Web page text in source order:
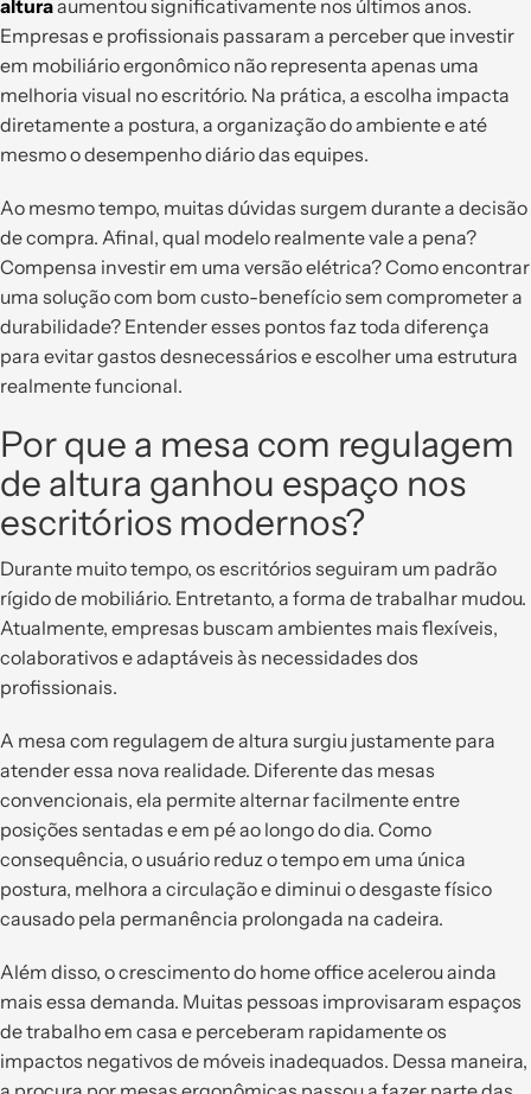
alturaaumentou significativamente nos últimos anos.
Empresas e profissionais passaram a perceber que investir
em mobiliário ergonômico não representa apenas uma
melhoria visual no escritório. Na prática, a escolha impacta
diretamente a postura, a organização do ambiente e até
mesmo o desempenho diário das equipes.
Ao mesmo tempo, muitas dúvidas surgem durante a decisão
de compra. Afinal, qual modelo realmente vale a pena?
Compensa investir em uma versão elétrica? Como encontrar
uma solução com bom custo-benefício sem comprometer a
durabilidade? Entender esses pontos faz toda diferença
para evitar gastos desnecessários e escolher uma estrutura
realmente funcional.
Por que a mesa com regulagem
de altura ganhou espaço nos
escritórios modernos?
Durante muito tempo, os escritórios seguiram um padrão
rígido de mobiliário. Entretanto, a forma de trabalhar mudou.
Atualmente, empresas buscam ambientes mais flexíveis,
colaborativos e adaptáveis às necessidades dos
profissionais.
A mesa com regulagem de altura surgiu justamente para
atender essa nova realidade. Diferente das mesas
convencionais, ela permite alternar facilmente entre
posições sentadas e em pé ao longo do dia. Como
consequência, o usuário reduz o tempo em uma única
postura, melhora a circulação e diminui o desgaste físico
causado pela permanência prolongada na cadeira.
Além disso, o crescimento do home office acelerou ainda
mais essa demanda. Muitas pessoas improvisaram espaços
de trabalho em casa e perceberam rapidamente os
impactos negativos de móveis inadequados. Dessa maneira,